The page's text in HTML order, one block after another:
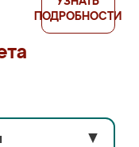
ПОДРОБНОСТИ
▼